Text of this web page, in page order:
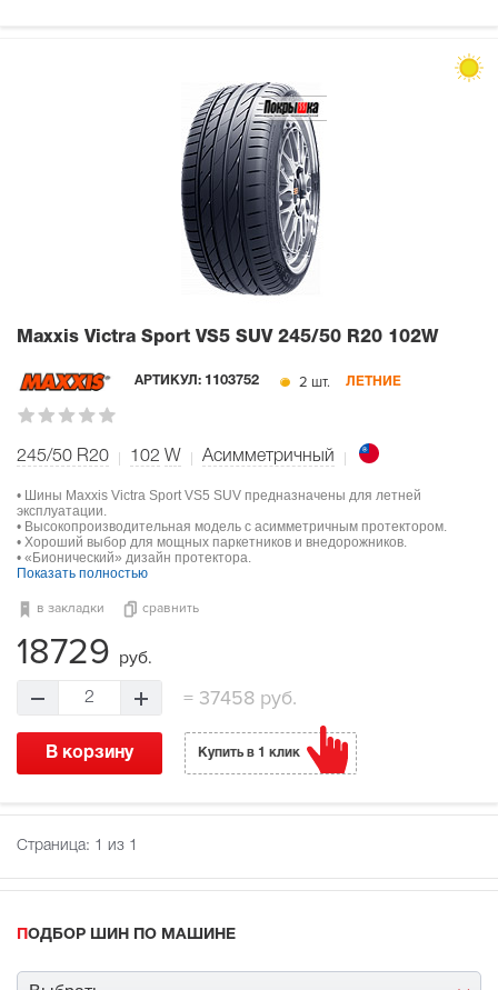
Maxxis Victra Sport VS5 SUV 245/50 R20 102W
АРТИКУЛ: 1103752 2 шт. ЛЕТНИЕ
245/50 R20 102 W Асимметричный
• Шины Maxxis Victra Sport VS5 SUV предназначены для летней
эксплуатации.
• Высокопроизводительная модель с асимметричным протектором.
• Хороший выбор для мощных паркетников и внедорожников.
• «Бионический» дизайн протектора.
Показать полностью
в закладки сравнить
18729 руб.
2 =37458 руб.
В корзину Купить в 1 клик
Страница: 1 из 1
ПОДБОР ШИН ПО МАШИНЕ